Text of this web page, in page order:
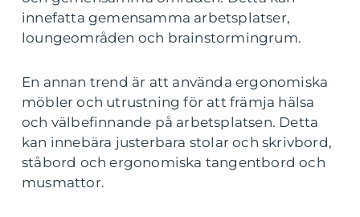
innefatta gemensamma arbetsplatser,
loungeområden och brainstormingrum.
En annan trend är att använda ergonomiska
möbler och utrustning för att främja hälsa
och välbefinnande på arbetsplatsen. Detta
kan innebära justerbara stolar och skrivbord,
ståbord och ergonomiska tangentbord och
musmattor.